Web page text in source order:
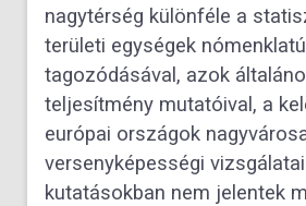
nagytérség különféle a
területi egységek
tagozódásával, azok
teljesítmény mutatóival, a
európai országok
versenyképességi
kutatásokban nem jelentek